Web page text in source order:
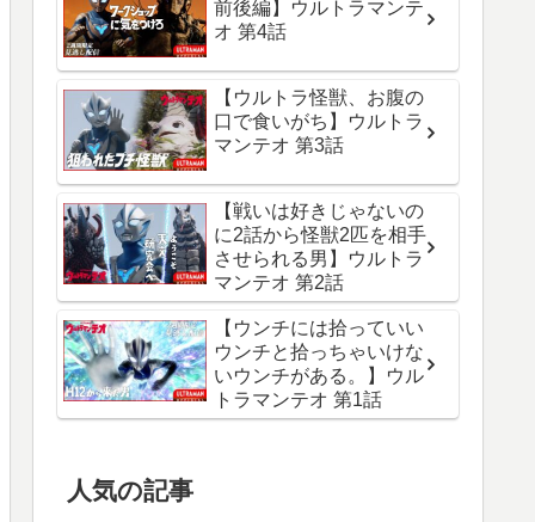
前後編】ウルトラマンテ
オ 第4話
【ウルトラ怪獣、お腹の
口で食いがち】ウルトラ
マンテオ 第3話
【戦いは好きじゃないの
に2話から怪獣2匹を相手
させられる男】ウルトラ
マンテオ 第2話
【ウンチには拾っていい
ウンチと拾っちゃいけな
いウンチがある。】ウル
トラマンテオ 第1話
人気の記事